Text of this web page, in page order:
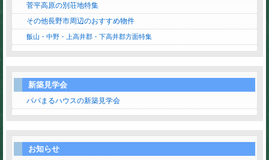
菅平高原の別荘地特集
その他長野市周辺のおすすめ物件
飯山・中野・上高井郡・下高井郡方面特集
新築見学会
パパまるハウスの新築見学会
お知らせ